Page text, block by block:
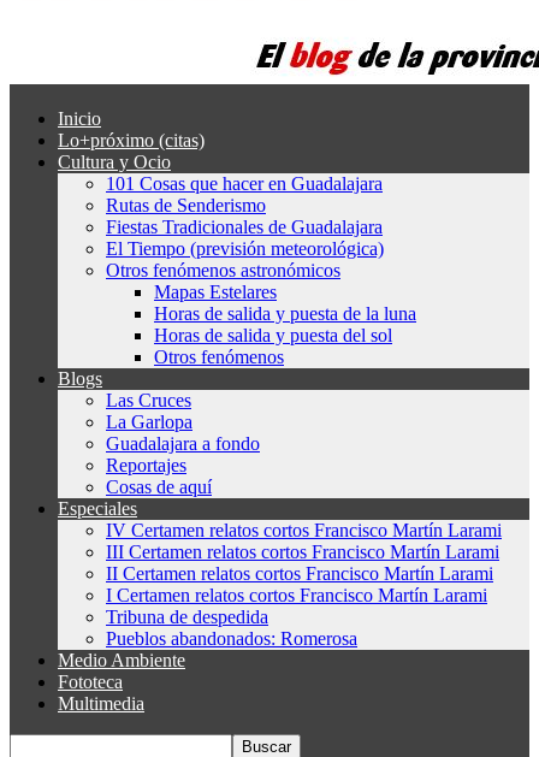
Inicio
Lo+próximo (citas)
Cultura y Ocio
101 Cosas que hacer en Guadalajara
Rutas de Senderismo
Fiestas Tradicionales de Guadalajara
El Tiempo (previsión meteorológica)
Otros fenómenos astronómicos
Mapas Estelares
Horas de salida y puesta de la luna
Horas de salida y puesta del sol
Otros fenómenos
Blogs
Las Cruces
La Garlopa
Guadalajara a fondo
Reportajes
Cosas de aquí
Especiales
IV Certamen relatos cortos Francisco Martín Larami
III Certamen relatos cortos Francisco Martín Larami
II Certamen relatos cortos Francisco Martín Larami
I Certamen relatos cortos Francisco Martín Larami
Tribuna de despedida
Pueblos abandonados: Romerosa
Medio Ambiente
Fototeca
Multimedia